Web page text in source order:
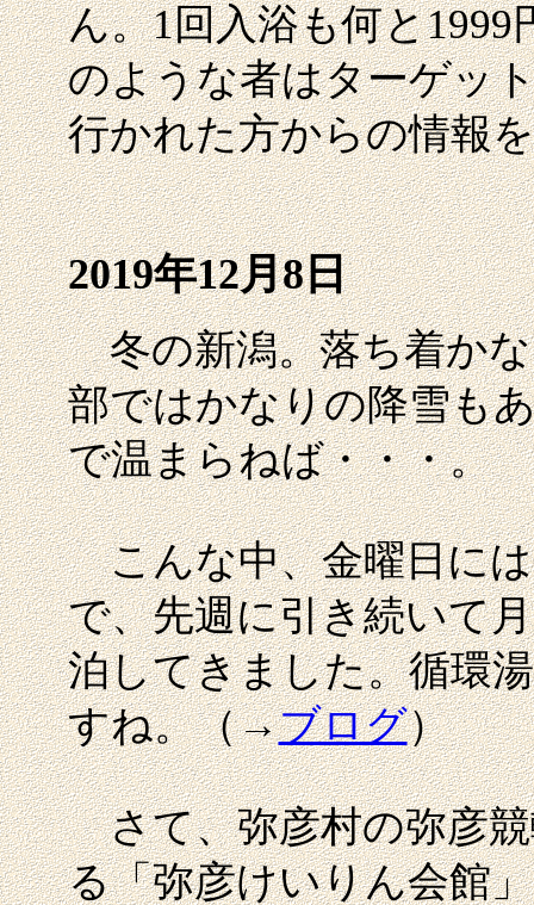
ん。1回入浴も何と
のような者はターゲッ
行かれた方からの情報
2019年12月8日
冬の新潟。落ち着かな
部ではかなりの降雪も
で温まらねば・・・。
こんな中、金曜日には
で、先週に引き続いて
泊してきました。循環
すね。（→ブログ）
さて、弥彦村の弥彦競
る「弥彦けいりん会館